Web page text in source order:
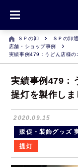
ＳＰの卸 ＳＰの卸
店舗・ショップ事例
実績事例479：うどん店様の
実績事例479：
提灯を製作しま
2020.09.15
販促・装飾グッズ
提灯